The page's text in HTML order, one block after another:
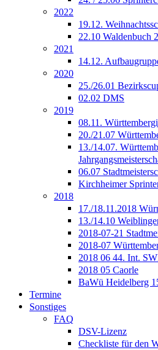
2022
19.12.
22.10 Waldenbuch
2021
14.12.
2020
25./26.01
02.02 DMS
2019
08.11.
20./21.07
13./14.07.
06.07
Kirchheimer
2018
17./18.11.2018
13./14.10
2018-07-21
2018-07
2018 06 44. Int.
2018 05 Caorle
BaWü Heidelberg
Termine
Sonstiges
FAQ
DSV-Lizenz
Checkliste für den